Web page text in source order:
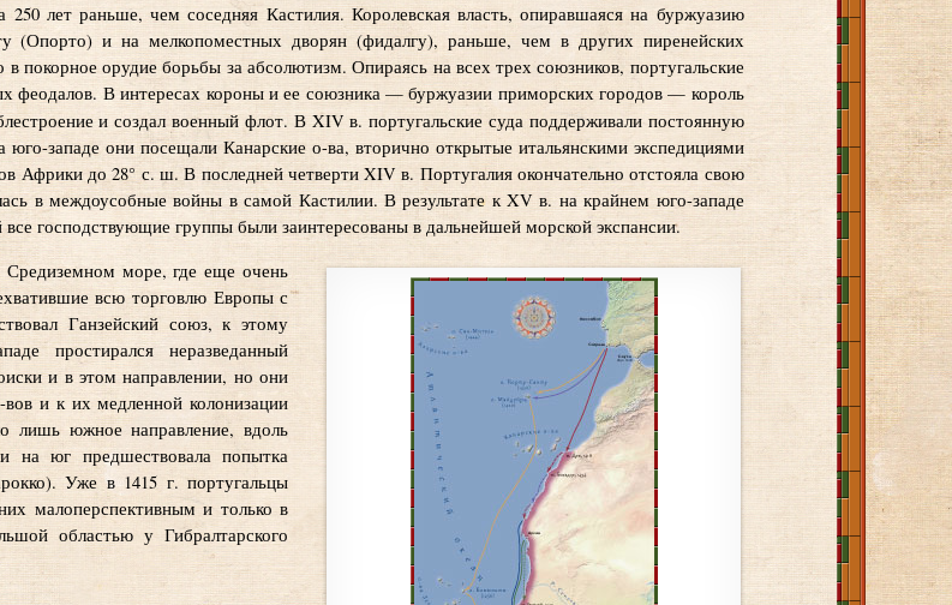
лет раньше, чем соседняя Кастилия. Королевская власть, опиравшаяся на буржуазию
(Опорто) и на мелкопоместных дворян (фидалгу), раньше, чем в других пиренейских
в покорное орудие борьбы за абсолютизм. Опираясь на всех трех союзников, португальские
феодалов. В интересах короны и ее союзника — буржуазии приморских городов — король
и создал военный флот. В XIV в. португальские суда поддерживали постоянную
западе они посещали Канарские о-ва, вторично открытые итальянскими экспедициями
Африки до 28° с. ш. В последней четверти XIV в. Португалия окончательно отстояла свою
в междоусобные войны в самой Кастилии. В результате к XV в. на крайнем юго-западе
господствующие группы были заинтересованы в дальнейшей морской экспансии.
Средиземном море, где еще очень
всю торговлю Европы с
Ганзейский союз, к этому
простирался неразведанный
и в этом направлении, но они
и к их медленной колонизации
лишь южное направление, вдоль
на юг предшествовала попытка
Уже в 1415 г. португальцы
малоперспективным и только в
областью у Гибралтарского